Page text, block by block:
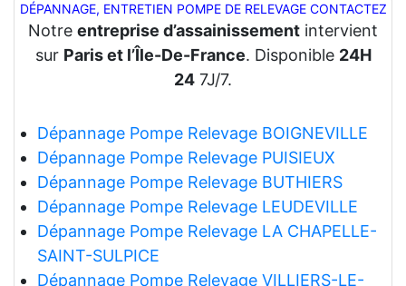
DÉPANNAGE, ENTRETIEN POMPE DE RELEVAGE CONTACTEZ
Notre entreprise d’assainissement intervient
sur Paris et l’Île-De-France. Disponible 24H
24 7J/7.
Dépannage Pompe Relevage BOIGNEVILLE
Dépannage Pompe Relevage PUISIEUX
Dépannage Pompe Relevage BUTHIERS
Dépannage Pompe Relevage LEUDEVILLE
Dépannage Pompe Relevage LA CHAPELLE-
SAINT-SULPICE
Dépannage Pompe Relevage VILLIERS-LE-